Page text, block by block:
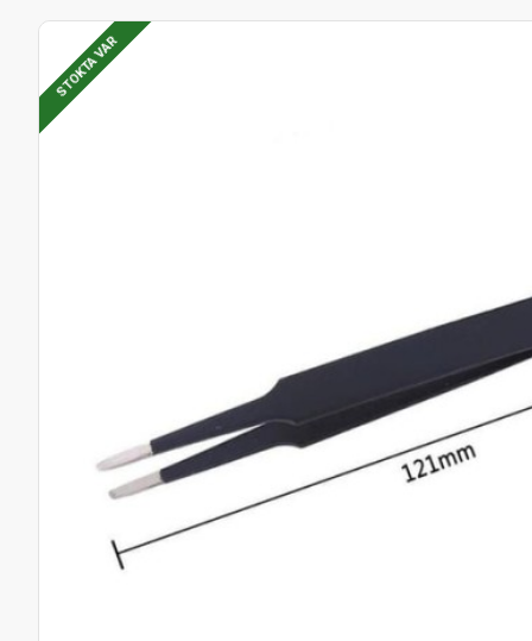
STOKTA VAR